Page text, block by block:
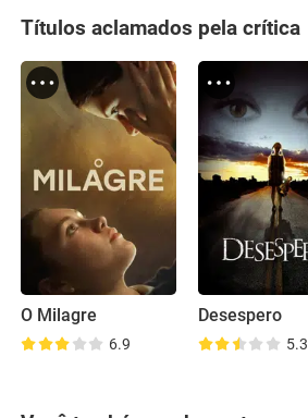
Títulos aclamados pela crítica
O Milagre
6.9
Desespero
5.3